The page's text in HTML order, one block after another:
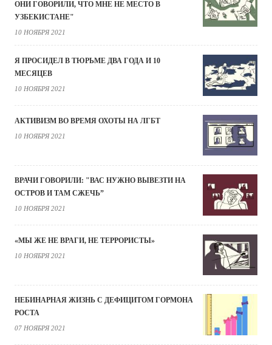
ОНИ ГОВОРИЛИ, ЧТО МНЕ НЕ МЕСТО В
УЗБЕКИСТАНЕ"
10 НОЯБРЯ 2021
Я ПРОСИДЕЛ В ТЮРЬМЕ ДВА ГОДА И 10
МЕСЯЦЕВ
10 НОЯБРЯ 2021
АКТИВИЗМ ВО ВРЕМЯ ОХОТЫ НА ЛГБТ
10 НОЯБРЯ 2021
ВРАЧИ ГОВОРИЛИ: "ВАС НУЖНО ВЫВЕЗТИ НА
ОСТРОВ И ТАМ СЖЕЧЬ”
10 НОЯБРЯ 2021
«МЫ ЖЕ НЕ ВРАГИ, НЕ ТЕРРОРИСТЫ»
10 НОЯБРЯ 2021
НЕБИНАРНАЯ ЖИЗНЬ С ДЕФИЦИТОМ ГОРМОНА
РОСТА
07 НОЯБРЯ 2021